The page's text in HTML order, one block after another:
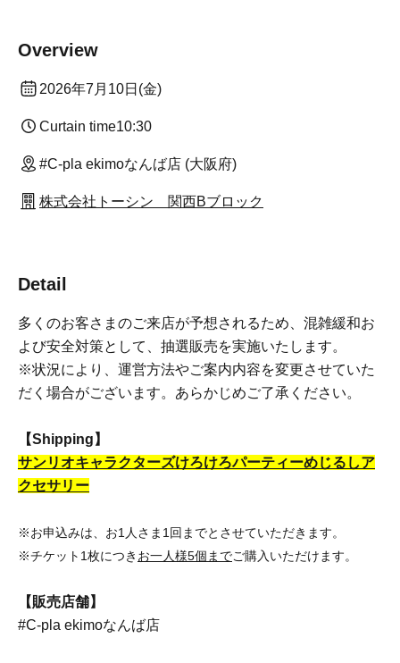
Overview
2026年7月10日(金)
Curtain time10:30
#C-pla ekimoなんば店 (大阪府)
株式会社トーシン 関西Bブロック
Detail
多くのお客さまのご来店が予想されるため、混雑緩和お
よび安全対策として、抽選販売を実施いたします。
※状況により、運営方法やご案内内容を変更させていた
だく場合がございます。あらかじめご了承ください。
【Shipping】
サンリオキャラクターズけろけろパーティーめじるしア
クセサリー
※お申込みは、お1人さま1回までとさせていただきます。
※チケット1枚につき お一人様5個までご購入いただけます。
【販売店舗】
#C-pla ekimoなんば店